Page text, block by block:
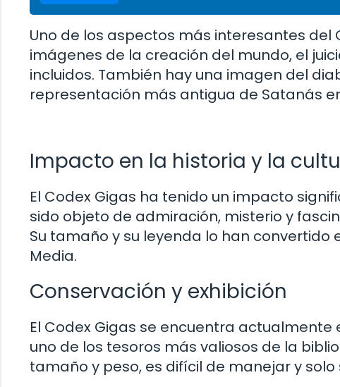
Uno de los aspectos más interesantes del
imágenes de la creación del mundo, el
incluidos. También hay una imagen del
representación más antigua de Satanás
Impacto en la historia y la
El Codex Gigas ha tenido un impacto
sido objeto de admiración, misterio y
Su tamaño y su leyenda lo han
Media.
Conservación y exhibición
El Codex Gigas se encuentra actualmente
uno de los tesoros más valiosos de la
tamaño y peso, es difícil de manejar y